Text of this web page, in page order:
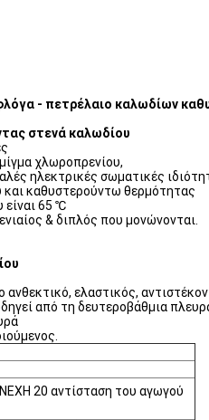
- πετρέλαιο καλωδίων
στενά καλωδίου
χλωροπρενίου,
ηλεκτρικές σωματικές
και καθυστερούντω θερμότητας
είναι 65 ℃
& διπλός που μονώνονται.
ελαστικός,
από τη δευτεροβάθμια
20 αντίσταση του αγωγού